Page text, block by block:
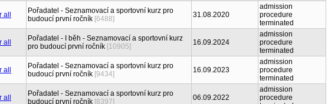
Pořadatel - Seznamovací a sportovní kurz pro
budoucí první ročník [6488] 31.08.2020
admission
procedure
terminated
Pořadatel - I běh - Seznamovací a sportovní kurz
pro budoucí první ročník [10905] 16.09.2024
admission
procedure
terminated
Pořadatel - Seznamovací a sportovní kurz pro
budoucí první ročník [9434] 16.09.2023
admission
procedure
terminated
Pořadatel - Seznamovací a sportovní kurz pro
budoucí první ročník [8397] 06.09.2022
admission
procedure